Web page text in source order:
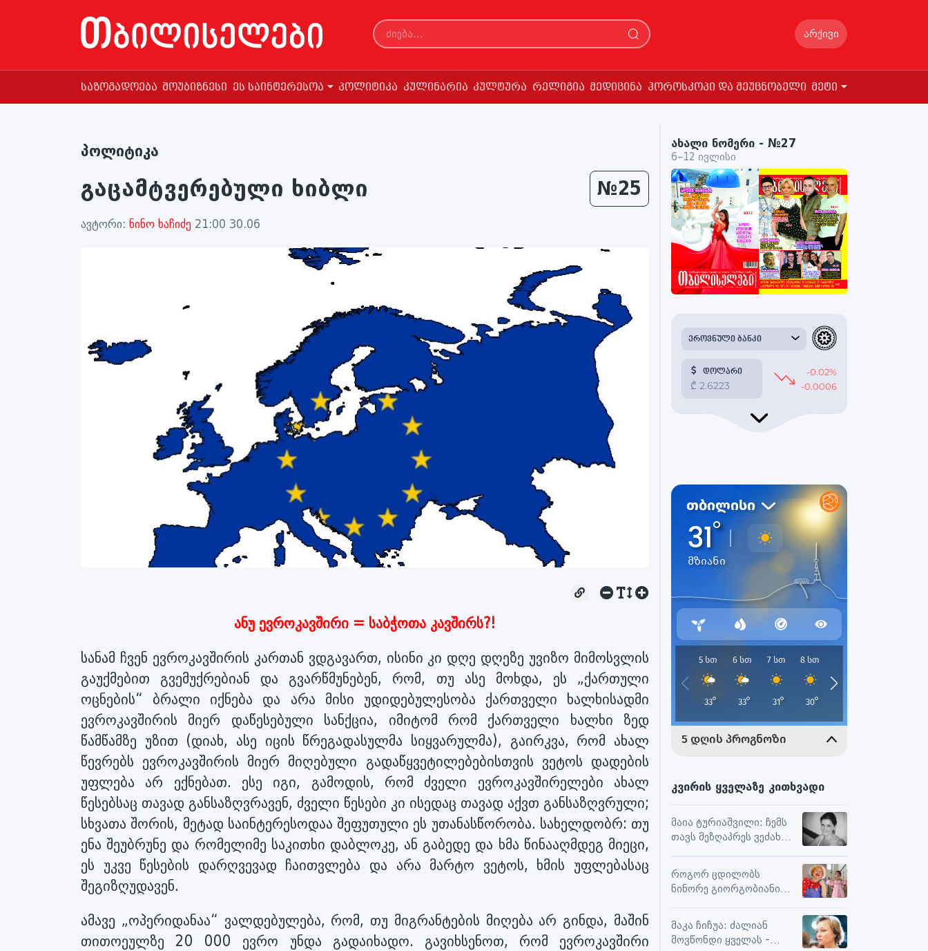
არქივი
საზოგადოება შოუბიზნესი ეს საინტერესოა პოლიტიკა კულინარია კულტურა რელიგია მედიცინა ჰოროსკოპი და შეუცნობელი მეტი
პოლიტიკა
გაცამტვერებული ხიბლი №25
ავტორი: ნინო ხაჩიძე 21:00 30.06
ანუ ევროკავშირი = საბჭოთა კავშირს?!
სანამ ჩვენ ევროკავშირის კართან ვდგავართ, ისინი კი დღე დღეზე უვიზო მიმოსვლის
გაუქმებით გვემუქრებიან და გვარწმუნებენ, რომ, თუ ასე მოხდა, ეს „ქართული
ოცნების“ ბრალი იქნება და არა მისი უდიდებულესობა ქართველი ხალხისადმი
ევროკავშირის მიერ დაწესებული სანქცია, იმიტომ რომ ქართველი ხალხი ზედ
წამწამზე უზით (დიახ, ასე იცის წრეგადასულმა სიყვარულმა), გაირკვა, რომ ახალ
წევრებს ევროკავშირის მიერ მიღებული გადაწყვეტილებებისთვის ვეტოს დადების
უფლება არ ექნებათ. ესე იგი, გამოდის, რომ ძველი ევროკავშირელები ახალ
წესებსაც თავად განსაზღვრავენ, ძველი წესები კი ისედაც თავად აქვთ განსაზღვრული;
სხვათა შორის, მეტად საინტერესოდაა შეფუთული ეს უთანასწორობა. სახელდობრ: თუ
ენა შეუბრუნე და რომელიმე საკითხი დაბლოკე, ან გაბედე და ხმა წინააღმდეგ მიეცი,
ეს უკვე წესების დარღვევად ჩაითვლება და არა მარტო ვეტოს, ხმის უფლებასაც
შეგიზღუდავენ.
ამავე „ოპერიდანაა“ ვალდებულება, რომ, თუ მიგრანტების მიღება არ გინდა, მაშინ
თითოეულზე 20 000 ევრო უნდა გადაიხადო. გავიხსენოთ, რომ ევროკავშირი
ახალი ნომერი - №27
6–12 ივლისი
კვირის ყველაზე კითხვადი
მაია ტურიაშვილი: ჩემს
თავს მეზღაპრეს ვეძახი,
ურთიერთობებსა და
შემოქმედებით
მუშაობაში
როგორ ცდილობს
ნინორე გიორგობიანი
მაქსიმალური
სიამოვნების მიღებას და
მოქმედებს თუ არა მასზე
მაკა ჩიჩუა: ძალიან
მოვწონდი ყველას -